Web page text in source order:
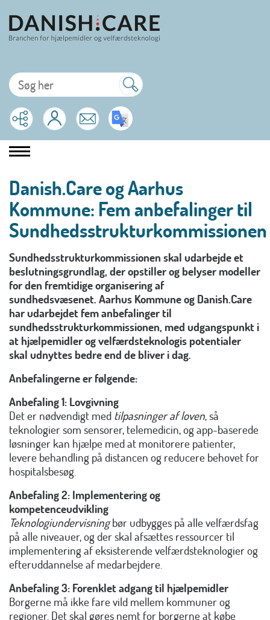
Danish.Care og Aarhus
Kommune: Fem anbefalinger til
Sundhedsstrukturkommissionen
Sundhedsstrukturkommissionen skal udarbejde et
beslutningsgrundlag, der opstiller og belyser modeller
for den fremtidige organisering af
sundhedsvæsenet. Aarhus Kommune og Danish.Care
har udarbejdet fem anbefalinger til
sundhedsstrukturkommissionen, med udgangspunkt i
at hjælpemidler og velfærdsteknologis potentialer
skal udnyttes bedre end de bliver i dag.
Anbefalingerne er følgende:
Anbefaling 1: Lovgivning
Det er nødvendigt med tilpasninger af loven, så
teknologier som sensorer, telemedicin, og app-baserede
løsninger kan hjælpe med at monitorere patienter,
levere behandling på distancen og reducere behovet for
hospitalsbesøg.
Anbefaling 2: Implementering og
kompetenceudvikling
Teknologiundervisningbør udbygges på alle velfærdsfag
på alle niveauer, og der skal afsættes ressourcer til
implementering af eksisterende velfærdsteknologier og
efteruddannelse af medarbejdere.
Anbefaling 3: Forenklet adgang til hjælpemidler
Borgerne må ikke fare vild mellem kommuner og
regioner. Det skal gøres nemt for borgerne at købe